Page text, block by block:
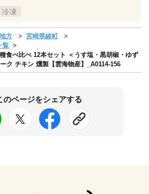
冷凍
方
宮崎県綾町
覧
食べ比べ 12本セット ＜うす塩・黒胡椒・ゆず
ク チキン 燻製【雲海物産】_A0114-156
のページをシェアする